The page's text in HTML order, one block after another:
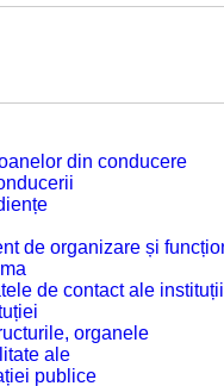
din conducere
de organizare și
de contact ale
organele
ale
publice